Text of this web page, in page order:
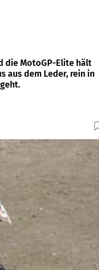
die MotoGP-Elite hält
aus dem Leder, rein in